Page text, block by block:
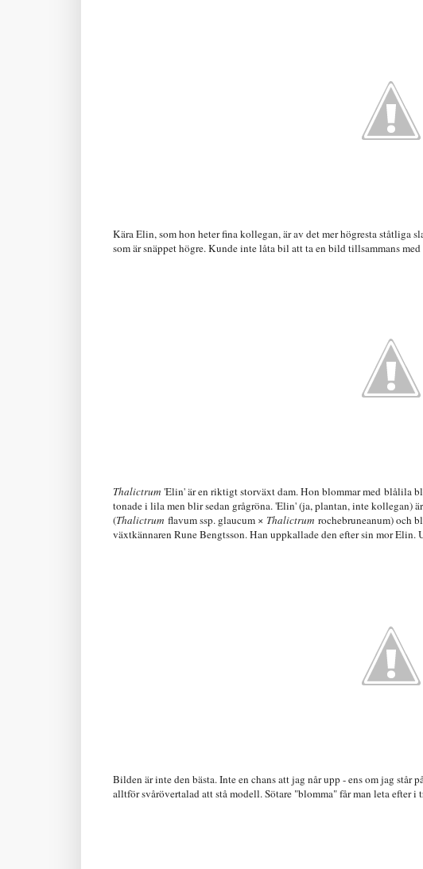
Kära Elin, som hon heter fina kollegan, är av det mer högresta ståtliga
som är snäppet högre. Kunde inte låta bil att ta en bild tillsammans med
Thalictrum 'Elin' är en riktigt storväxt dam. Hon blommar med blålila
tonade i lila men blir sedan grågröna. 'Elin' (ja, plantan, inte kollegan)
(Thalictrum flavum ssp. glaucum × Thalictrum rochebruneanum) och
växtkännaren Rune Bengtsson. Han uppkallade den efter sin mor
Bilden är inte den bästa. Inte en chans att jag når upp - ens om jag står
alltför svårövertalad att stå modell. Sötare "blomma" får man leta efter i